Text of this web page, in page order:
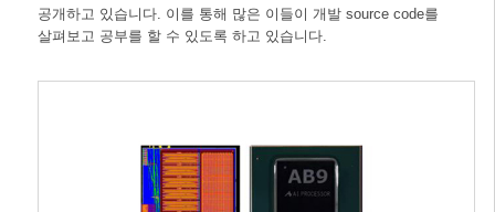
공개하고 있습니다. 이를 통해 많은 이들이 개발 source code를
살펴보고 공부를 할 수 있도록 하고 있습니다.